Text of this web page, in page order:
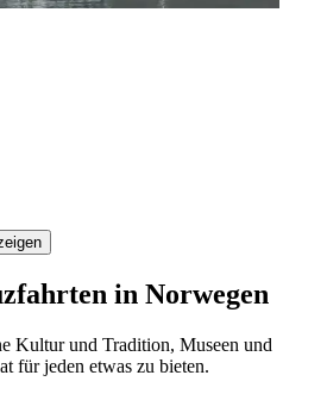
in Norwegen
Kultur und Tradition, Museen und
für jeden etwas zu bieten.